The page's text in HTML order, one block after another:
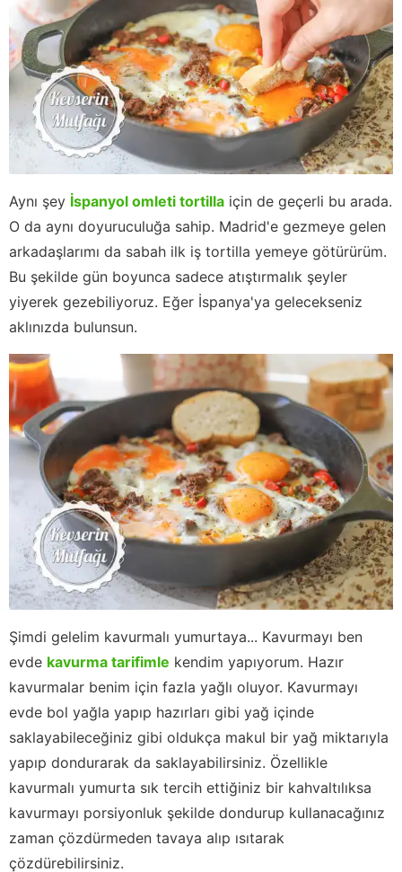
Aynı şey İspanyol omleti tortilla için de geçerli bu arada.
O da aynı doyuruculuğa sahip. Madrid'e gezmeye gelen
arkadaşlarımı da sabah ilk iş tortilla yemeye götürürüm.
Bu şekilde gün boyunca sadece atıştırmalık şeyler
yiyerek gezebiliyoruz. Eğer İspanya'ya gelecekseniz
aklınızda bulunsun.
Şimdi gelelim kavurmalı yumurtaya... Kavurmayı ben
evde kavurma tarifimle kendim yapıyorum. Hazır
kavurmalar benim için fazla yağlı oluyor. Kavurmayı
evde bol yağla yapıp hazırları gibi yağ içinde
saklayabileceğiniz gibi oldukça makul bir yağ miktarıyla
yapıp dondurarak da saklayabilirsiniz. Özellikle
kavurmalı yumurta sık tercih ettiğiniz bir kahvaltılıksa
kavurmayı porsiyonluk şekilde dondurup kullanacağınız
zaman çözdürmeden tavaya alıp ısıtarak
çözdürebilirsiniz.